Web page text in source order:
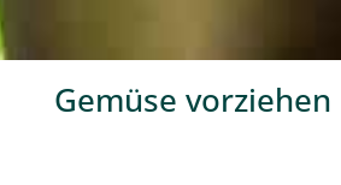
Gemüse vorziehen